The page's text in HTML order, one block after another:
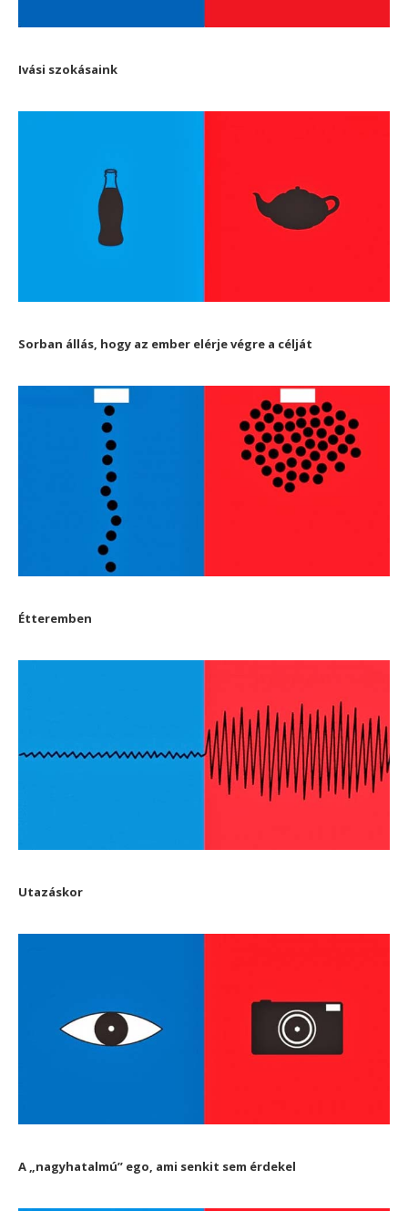
Ivási szokásaink
Sorban állás, hogy az ember elérje végre a célját
Étteremben
Utazáskor
A „nagyhatalmú” ego, ami senkit sem érdekel